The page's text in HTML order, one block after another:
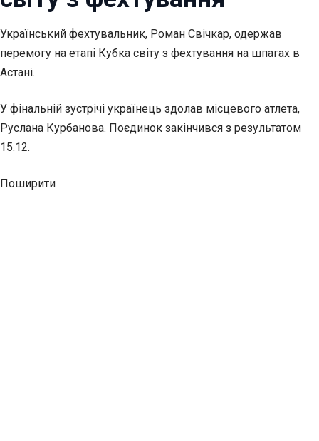
Український фехтувальник, Роман Свічкар, одержав
перемогу на етапі Кубка світу з фехтування на шпагах в
Астані.
У фінальній зустрічі українець здолав місцевого атлета,
Руслана Курбанова. Поєдинок закінчився з результатом
15:12.
Поширити